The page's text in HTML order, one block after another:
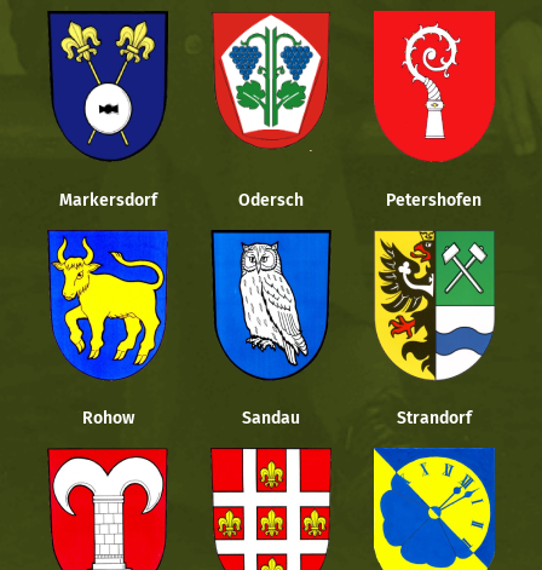
Markersdorf Odersch Petershofen
Rohow Sandau Strandorf